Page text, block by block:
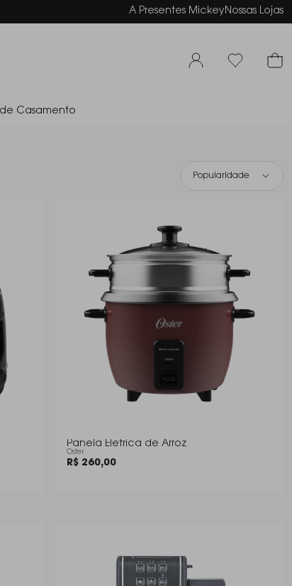
A Presentes MickeyNossas Lojas
de Casamento
Popularidade
Panela Eletrica de Arroz
Oster
R$ 260,00